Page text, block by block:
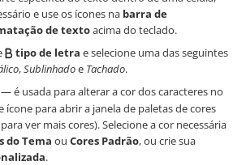
e use os ícones na barra de
de textoacima do teclado.
tipo de letra e selecione uma das seguintes
,Sublinhadoe Tachado.
— é usada para alterar a cor dos caracteres no
ícone para abrir a janela de paletas de cores
ver mais cores). Selecione a cor necessária
do Tema ou Cores Padrão, ou crie sua
.